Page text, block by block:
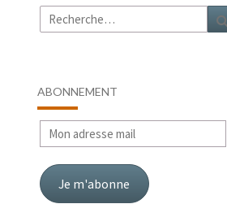
Rechercher :
ABONNEMENT
Mon
adresse
mail
Je m'abonne